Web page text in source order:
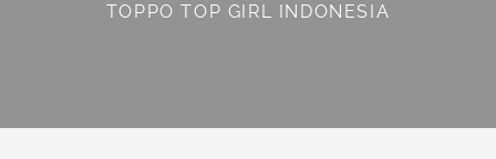
TOPPO TOP GIRL INDONESIA